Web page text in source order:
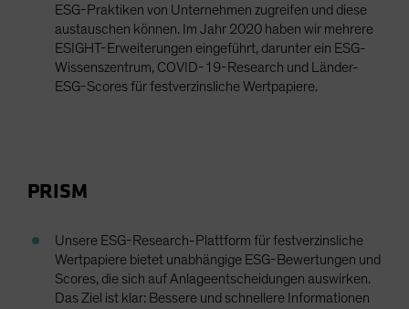
ESG-Praktiken von Unternehmen zugreifen und diese
austauschen können. Im Jahr 2020 haben wir mehrere
ESIGHT-Erweiterungen eingeführt, darunter ein ESG-
Wissenszentrum, COVID-19-Research und Länder-
ESG-Scores für festverzinsliche Wertpapiere.
PRISM
Unsere ESG-Research-Plattform für festverzinsliche
Wertpapiere bietet unabhängige ESG-Bewertungen und
Scores, die sich auf Anlageentscheidungen auswirken.
Das Ziel ist klar: Bessere und schnellere Informationen